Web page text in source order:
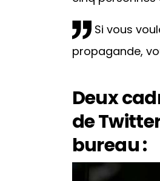
Si vous
propagande,
Deux
de
bureau :